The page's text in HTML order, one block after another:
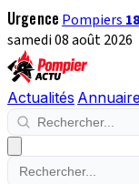
Urgence Pompiers 18
samedi 08 août 2026
Actualités